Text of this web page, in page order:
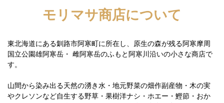
モリマサ商店について
東北海道にある釧路市阿寒町に所在し、原生の森が残る阿寒摩周
国立公園雄阿寒岳・ 雌阿寒岳のふもと阿寒川沿いの小さな商店で
す。
山間から染み出る天然の湧き水・地元野菜の畑作副産物・木の実
やクレソンなど自生する野草・果樹洋ナシ・ホエー・鰹節・おか